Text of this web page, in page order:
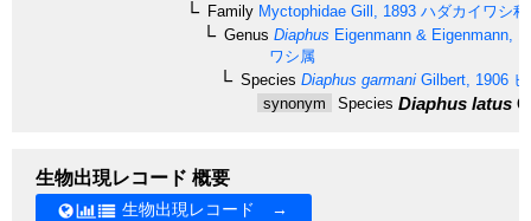
Family Myctophidae Gill, 1893 ハダカイワシ科
Genus Diaphus Eigenmann & Eigenmann,
ワシ属
Species Diaphus garmani Gilbert, 1906
synonym
Species Diaphus latus
生物出現レコード 概要
生物出現レコード →